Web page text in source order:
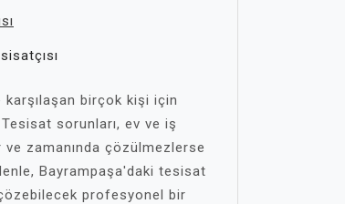
birçok kişi için
sorunları, ev ve iş
zamanında çözülmezlerse
Bayrampaşa'daki tesisat
çözebilecek profesyonel bir